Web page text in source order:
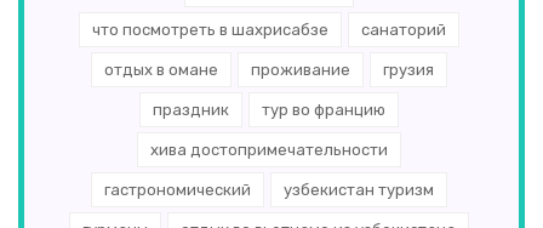
что посмотреть в шахрисабзе санаторий
отдых в омане проживание грузия
праздник тур во францию
хива достопримечательности
гастрономический узбекистан туризм